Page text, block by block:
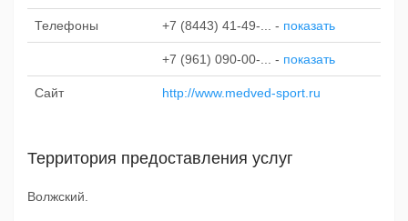
Телефоны +7 (8443) 41-49-... - показать
+7 (961) 090-00-... - показать
Сайт http://www.medved-sport.ru
Территория предоставления услуг
Волжский.